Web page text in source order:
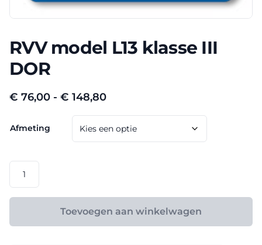
RVV model L13 klasse III
DOR
€ 76,00 - € 148,80Prijsklasse:
€ 76,00
tot
€ 148,80
Afmeting
L13
III
Toevoegen aan winkelwagen